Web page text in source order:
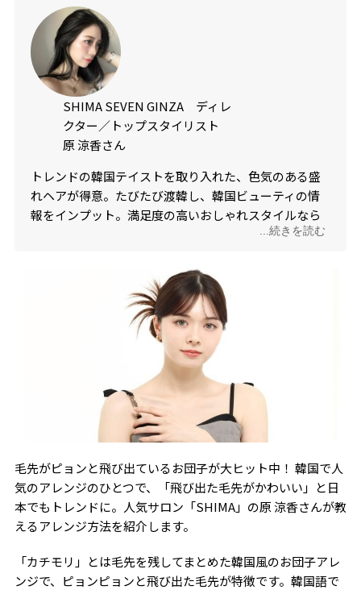
SHIMA SEVEN GINZA ディレ
クター／トップスタイリスト
原 涼香さん
トレンドの韓国テイストを取り入れた、色気のある盛
れヘアが得意。たびたび渡韓し、韓国ビューティの情
報をインプット。満足度の高いおしゃれスタイルなら
お任せ！ ボブからロングヘアの女性専門スタイリス
...続きを読む
毛先がピョンと飛び出ているお団子が大ヒット中！ 韓国で人
気のアレンジのひとつで、「飛び出た毛先がかわいい」と日
本でもトレンドに。人気サロン「SHIMA」の原 涼香さんが教
えるアレンジ方法を紹介します。
「カチモリ」とは毛先を残してまとめた韓国風のお団子アレ
ンジで、ピョンピョンと飛び出た毛先が特徴です。韓国語で